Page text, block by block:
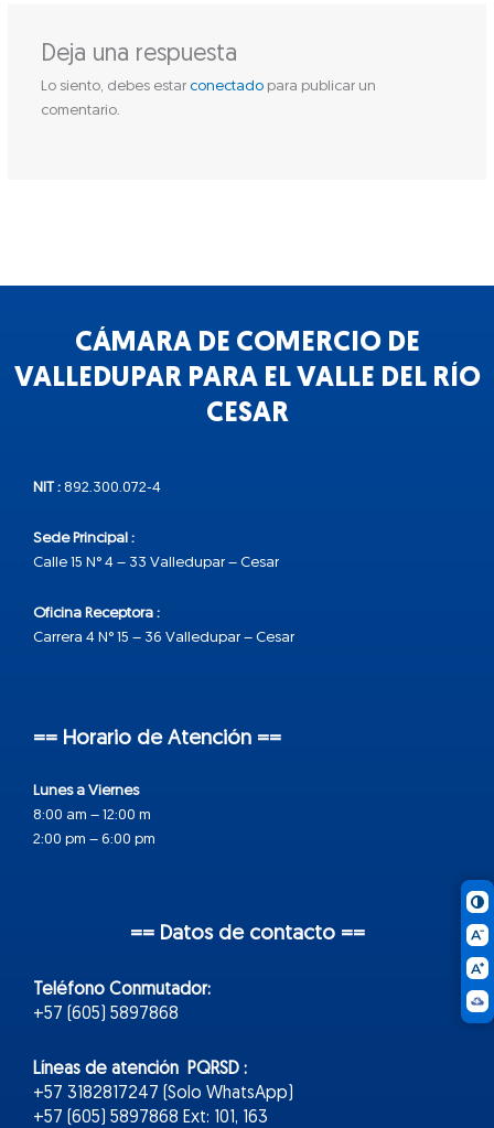
Deja una respuesta
Lo siento, debes estar conectadopara publicar un
comentario.
CÁMARA DE COMERCIO DE
VALLEDUPAR PARA EL VALLE DEL RÍO
CESAR
NIT : 892.300.072-4
Sede Principal :
Calle 15 N° 4 – 33 Valledupar – Cesar
Oficina Receptora :
Carrera 4 N° 15 – 36 Valledupar – Cesar
== Horario de Atención ==
Lunes a Viernes
8:00 am – 12:00 m
2:00 pm – 6:00 pm
== Datos de contacto ==
Teléfono Conmutador:
+57 (605) 5897868
Líneas de atención PQRSD :
+57 3182817247 (Solo WhatsApp)
+57 (605) 5897868 Ext: 101, 163